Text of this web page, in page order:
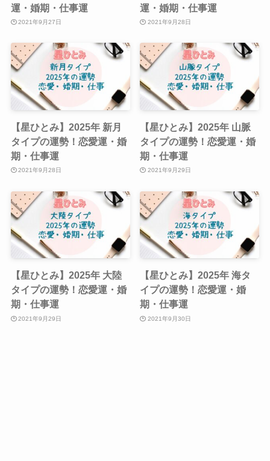
運・婚期・仕事運
2021年9月27日
運・婚期・仕事運
2021年9月28日
【星ひとみ】2025年 新月
タイプの運勢！恋愛運・婚
期・仕事運
2021年9月28日
【星ひとみ】2025年 山脈
タイプの運勢！恋愛運・婚
期・仕事運
2021年9月29日
【星ひとみ】2025年 大陸
タイプの運勢！恋愛運・婚
期・仕事運
2021年9月29日
【星ひとみ】2025年 海タ
イプの運勢！恋愛運・婚
期・仕事運
2021年9月30日